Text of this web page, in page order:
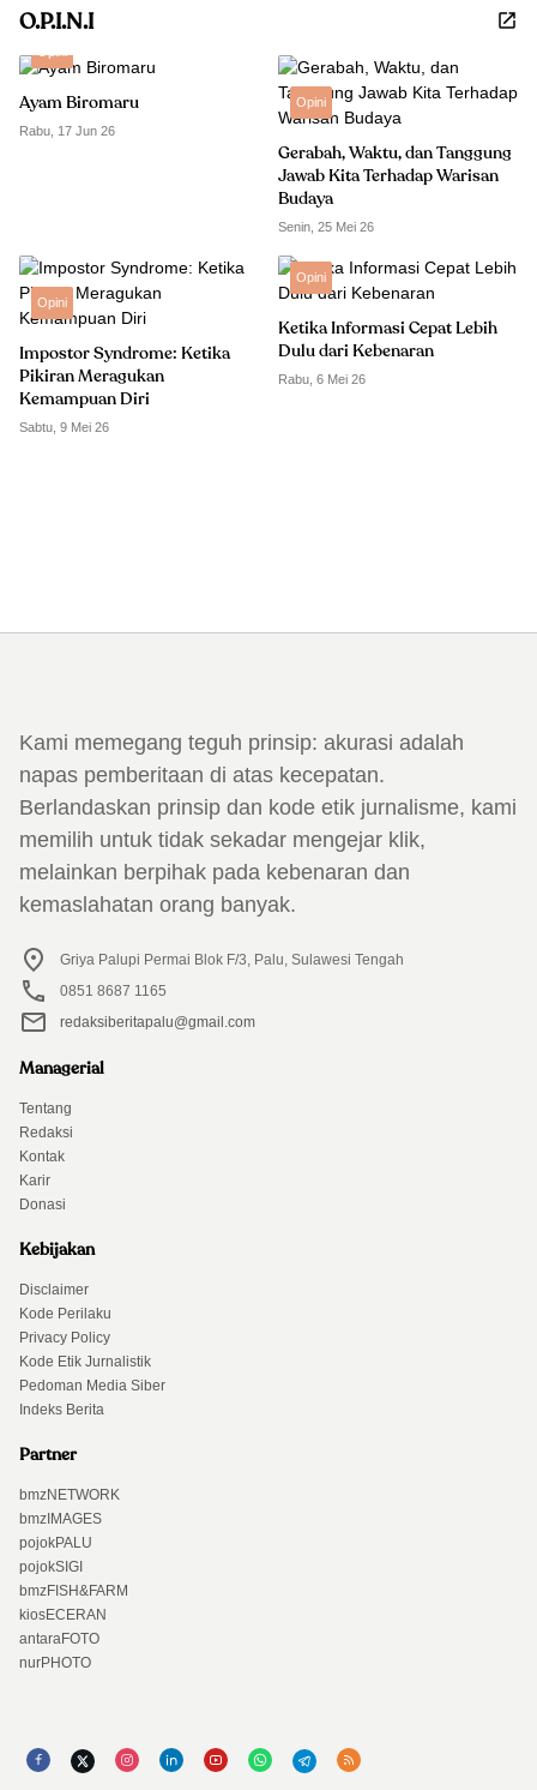
O.P.I.N.I
Ayam Biromaru
Rabu, 17 Jun 26
Opini
Gerabah, Waktu, dan Tanggung
Jawab Kita Terhadap Warisan
Budaya
Senin, 25 Mei 26
Opini
Impostor Syndrome: Ketika
Pikiran Meragukan
Kemampuan Diri
Sabtu, 9 Mei 26
Opini
Ketika Informasi Cepat Lebih
Dulu dari Kebenaran
Rabu, 6 Mei 26
Kami memegang teguh prinsip: akurasi adalah
napas pemberitaan di atas kecepatan.
Berlandaskan prinsip dan kode etik jurnalisme, kami
memilih untuk tidak sekadar mengejar klik,
melainkan berpihak pada kebenaran dan
kemaslahatan orang banyak.
Griya Palupi Permai Blok F/3, Palu, Sulawesi Tengah
0851 8687 1165
redaksiberitapalu@gmail.com
Managerial
Tentang
Redaksi
Kontak
Karir
Donasi
Kebijakan
Disclaimer
Kode Perilaku
Privacy Policy
Kode Etik Jurnalistik
Pedoman Media Siber
Indeks Berita
Partner
bmzNETWORK
bmzIMAGES
pojokPALU
pojokSIGI
bmzFISH&FARM
kiosECERAN
antaraFOTO
nurPHOTO